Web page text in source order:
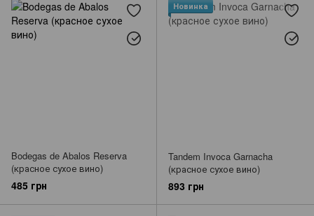
Bodegas de Abalos Reserva
(красное сухое вино)
485 грн
Новинка
Tandem Invoca Garnacha
(красное сухое вино)
893 грн